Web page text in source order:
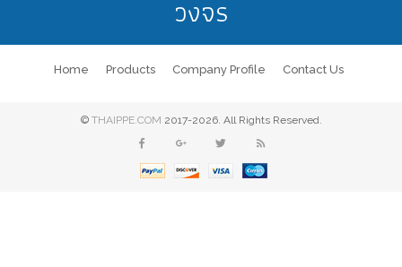
วงจร
Home Products Company Profile Contact Us
© THAIPPE.COM 2017-2026. All Rights Reserved.